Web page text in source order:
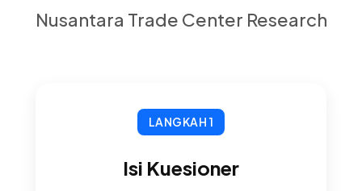
Nusantara Trade Center Research
LANGKAH 1
Isi Kuesioner